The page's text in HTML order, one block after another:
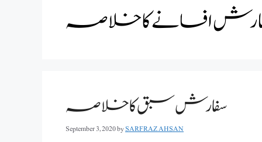
افسانے کا خلاصہ
سفارش سبق کا خلاصہ
September 3, 2020bySARFRAZ AHSAN